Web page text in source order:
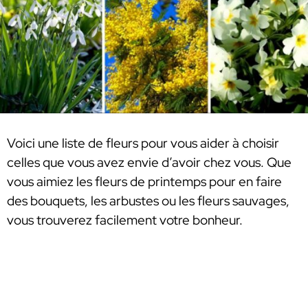
Voici une liste de fleurs pour vous aider à choisir
celles que vous avez envie d’avoir chez vous. Que
vous aimiez les fleurs de printemps pour en faire
des bouquets, les arbustes ou les fleurs sauvages,
vous trouverez facilement votre bonheur.